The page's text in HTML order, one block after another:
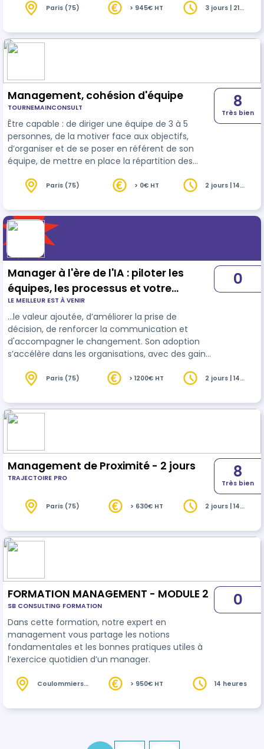
Paris (75) > 945€ HT
3 jours | 21
Management, cohésion d'équipe
TOURNEMAINCONSULT
Être capable : de diriger une équipe de 3 à 5
personnes, de la motiver face aux objectifs,
d’organiser et de se poser en référent de son
équipe, de mettre en place la répartition des
travail.
8
Très bien
Paris (75) > 0€ HT
2 jours | 14
Manager à l'ère de l'IA : piloter les
équipes, les processus et votre
quotidien avec encore plus efficacité -
Online
LE MEILLEUR EST À VENIR
…le valeur ajoutée, d’améliorer la prise de
décision, de renforcer la communication et
d'accompagner le changement. Son adoption
s’accélère dans les organisations, avec des gains
mesurables dans les
équipesles plus avancées.
pratique concrète des usages de l’IA générative à
chaque étape clé du management, à travers des
0
Paris (75) > 1200€ HT
2 jours | 14
Management de Proximité - 2 jours
TRAJECTOIRE PRO 8
Très bien
Paris (75) > 630€ HT
2 jours | 14
FORMATION MANAGEMENT - MODULE 2
SB CONSULTING FORMATION
Dans cette formation, notre expert en
management vous partage les notions
fondamentales et les bonnes pratiques utiles à
l’exercice quotidien d’un manager.
0
Coulommiers
> 950€ HT 14 heures